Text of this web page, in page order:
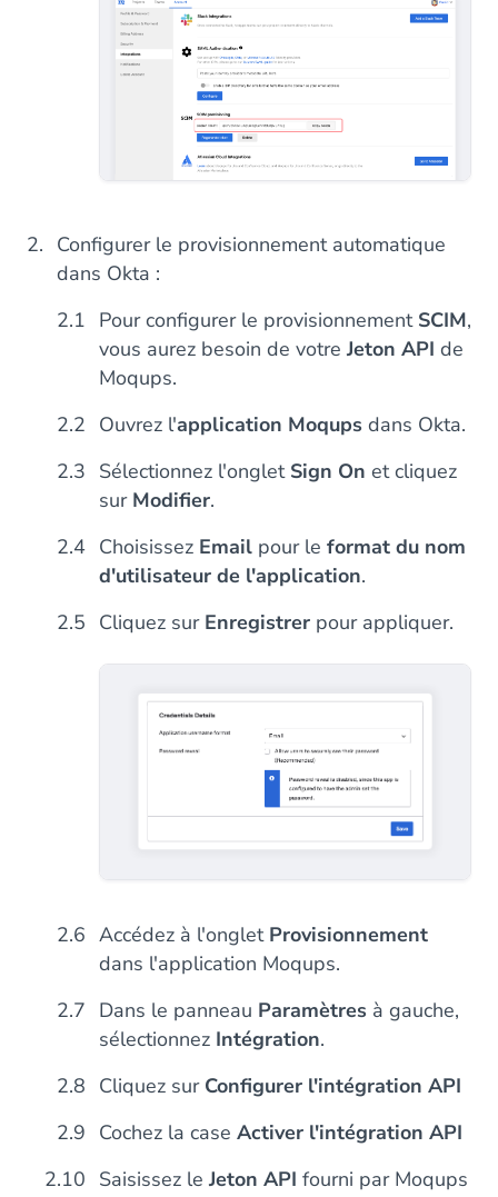
Configurer le provisionnement automatique
dans Okta :
Pour configurer le provisionnement SCIM,
vous aurez besoin de votre Jeton API de
Moqups.
Ouvrez l'application Moqups dans Okta.
Sélectionnez l'onglet Sign On et cliquez
sur Modifier.
Choisissez Emailpour le format du nom
d'utilisateur de l'application.
Cliquez sur Enregistrerpour appliquer.
Accédez à l'onglet Provisionnement
dans l'application Moqups.
Dans le panneau Paramètres à gauche,
sélectionnez Intégration.
Cliquez sur Configurer l'intégration API
Cochez la case Activer l'intégration API
Saisissez le Jeton API fourni par Moqups